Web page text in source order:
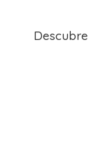
Descubre